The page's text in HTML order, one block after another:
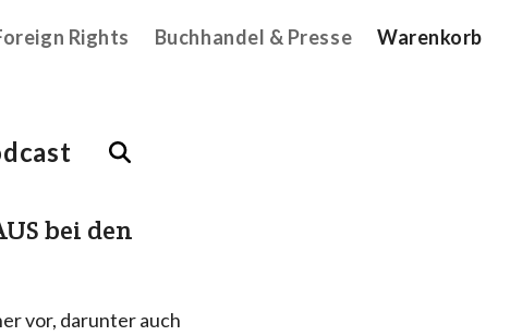
Rights Buchhandel & Presse Warenkorb
bei den
vor, darunter auch